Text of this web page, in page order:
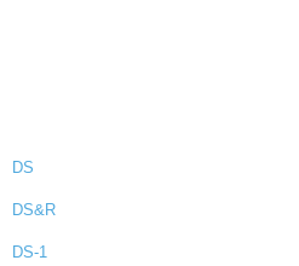
DS
DS&R
DS-1